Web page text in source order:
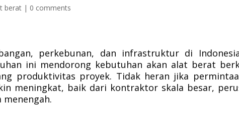
berat | 0 comments
perkebunan, dan infrastruktur di
ini mendorong kebutuhan akan alat berat
produktivitas proyek. Tidak heran jika
meningkat, baik dari kontraktor skala besar,
menengah.